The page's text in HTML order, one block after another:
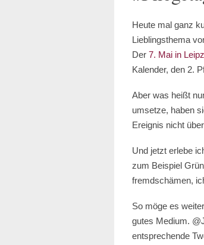
Heute mal ganz
Lieblingsthema
Der 7. Mai in
Kalender, den 2.
Aber was heißt
umsetze, haben
Ereignis nicht
Und jetzt erlebe
zum Beispiel
fremdschämen,
So möge es
gutes Medium.
entsprechende